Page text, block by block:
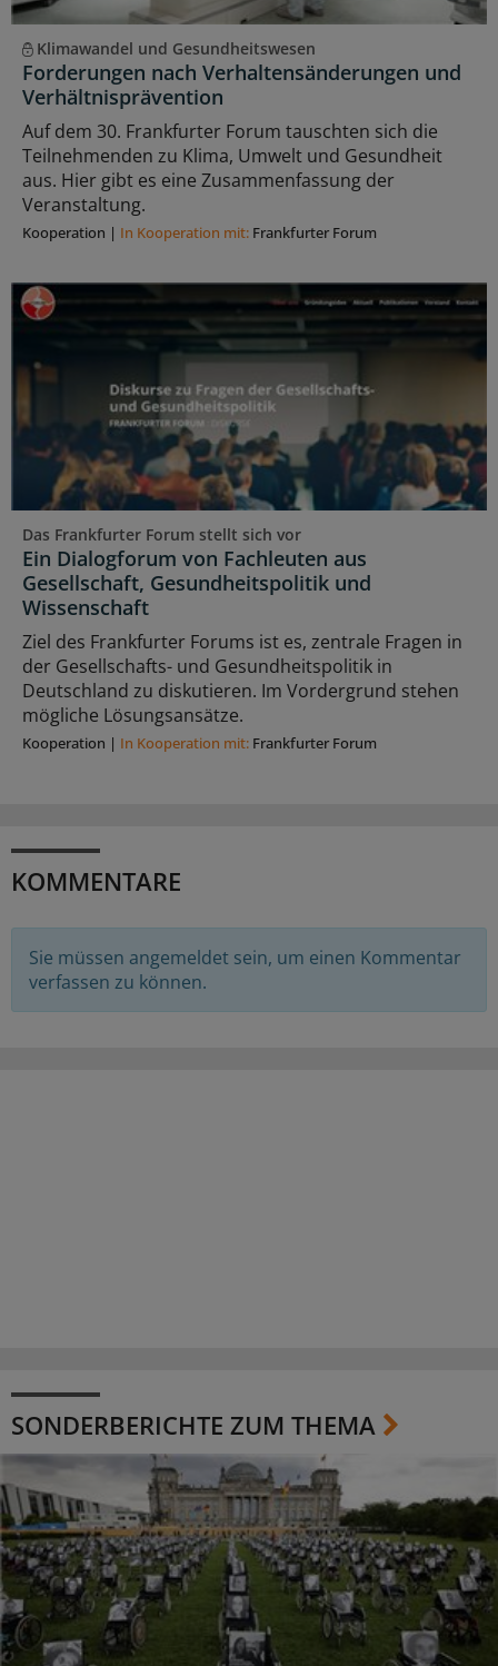
Klimawandel und Gesundheitswesen
Forderungen nach Verhaltensänderungen und
Verhältnisprävention
Auf dem 30. Frankfurter Forum tauschten sich die
Teilnehmenden zu Klima, Umwelt und Gesundheit
aus. Hier gibt es eine Zusammenfassung der
Veranstaltung.
Kooperation | In Kooperation mit: Frankfurter Forum
Das Frankfurter Forum stellt sich vor
Ein Dialogforum von Fachleuten aus
Gesellschaft, Gesundheitspolitik und
Wissenschaft
Ziel des Frankfurter Forums ist es, zentrale Fragen in
der Gesellschafts- und Gesundheitspolitik in
Deutschland zu diskutieren. Im Vordergrund stehen
mögliche Lösungsansätze.
Kooperation | In Kooperation mit: Frankfurter Forum
KOMMENTARE
Sie müssen angemeldet sein, um einen Kommentar
verfassen zu können.
SONDERBERICHTE ZUM THEMA